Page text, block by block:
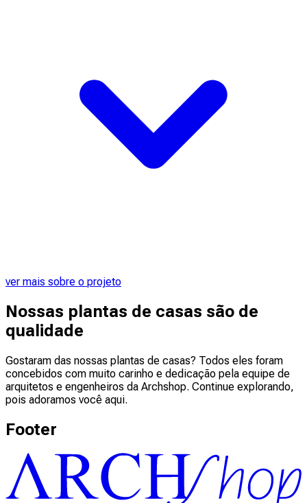
ver mais sobre o projeto
Nossas plantas de casas são de
qualidade
Gostaram das nossas plantas de casas? Todos eles foram
concebidos com muito carinho e dedicação pela equipe de
arquitetos e engenheiros da Archshop. Continue explorando,
pois adoramos você aqui.
Footer